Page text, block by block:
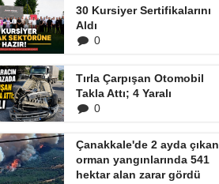
30 Kursiyer Sertifikalarını
Aldı
0
Tırla Çarpışan Otomobil
Takla Attı; 4 Yaralı
0
Çanakkale'de 2 ayda çıkan
orman yangınlarında 541
hektar alan zarar gördü